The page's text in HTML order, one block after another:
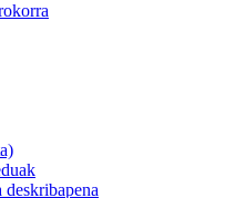
deskribapena